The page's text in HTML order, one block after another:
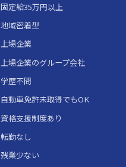
固定給35万円以上
地域密着型
上場企業
上場企業のグループ会社
学歴不問
自動車免許未取得でもOK
資格支援制度あり
転勤なし
残業少ない